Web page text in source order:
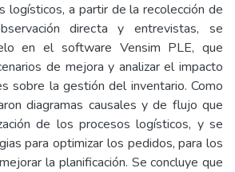
logísticos, a partir de la recolección de
directa y entrevistas, se
en el software Vensim PLE, que
de mejora y analizar el impacto
sobre la gestión del inventario. Como
diagramas causales y de flujo que
de los procesos logísticos, y se
para optimizar los pedidos, para los
la planificación. Se concluye que